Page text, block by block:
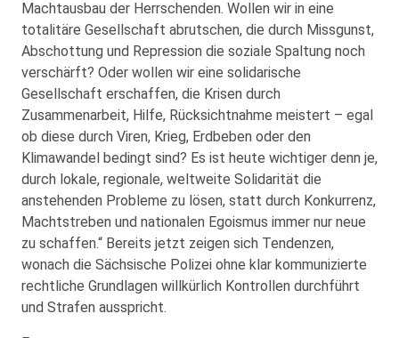
Machtausbau der Herrschenden. Wollen wir in eine
totalitäre Gesellschaft abrutschen, die durch Missgunst,
Abschottung und Repression die soziale Spaltung noch
verschärft? Oder wollen wir eine solidarische
Gesellschaft erschaffen, die Krisen durch
Zusammenarbeit, Hilfe, Rücksichtnahme meistert – egal
ob diese durch Viren, Krieg, Erdbeben oder den
Klimawandel bedingt sind? Es ist heute wichtiger denn je,
durch lokale, regionale, weltweite Solidarität die
anstehenden Probleme zu lösen, statt durch Konkurrenz,
Machtstreben und nationalen Egoismus immer nur neue
zu schaffen.“ Bereits jetzt zeigen sich Tendenzen,
wonach die Sächsische Polizei ohne klar kommunizierte
rechtliche Grundlagen willkürlich Kontrollen durchführt
und Strafen ausspricht.